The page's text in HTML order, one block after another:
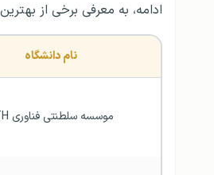
ادامه، به معرفی برخی از بهترین
نام دانشگاه
موسسه سلطنتی فناوری KTH